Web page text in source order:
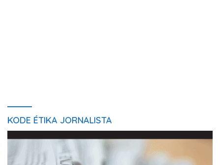
KODE ÉTIKA JORNALISTA